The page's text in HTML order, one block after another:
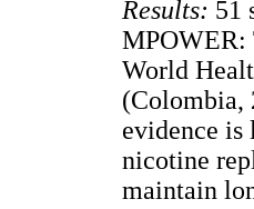
Results: 51
MPOWER:
World
(Colombia,
evidence
nicotine
maintain